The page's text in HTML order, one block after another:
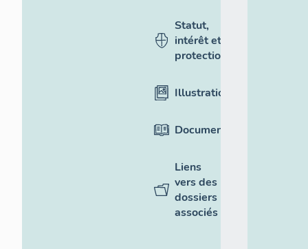
Statut,
intérêt et
protection
Illustrations
Documentation
Liens
vers des
dossiers
associés